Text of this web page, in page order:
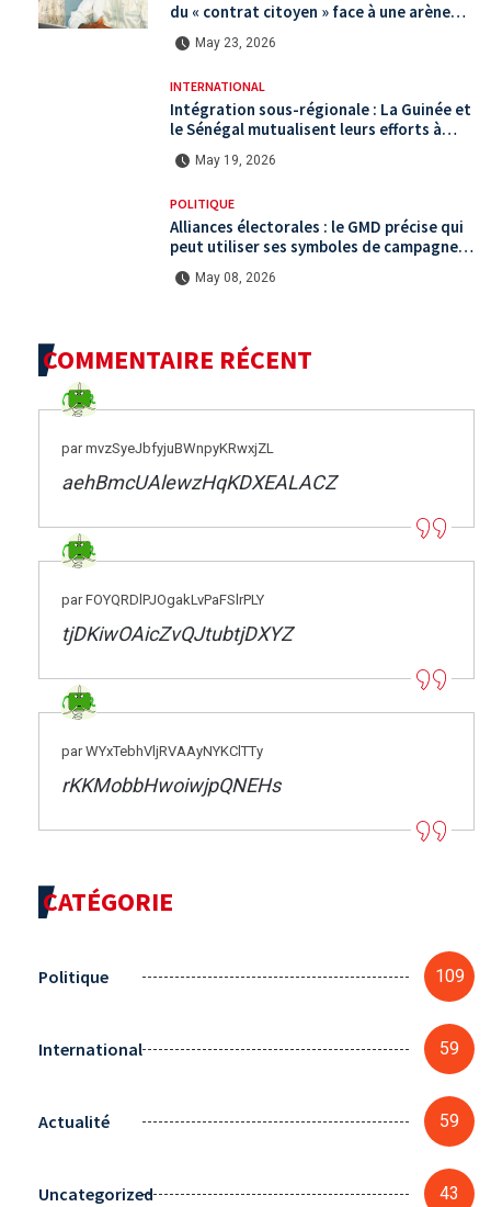
du « contrat citoyen » face à une arène
politique saturée.
May 23, 2026
INTERNATIONAL
Intégration sous-régionale : La Guinée et
le Sénégal mutualisent leurs efforts à
Koundara via le programme RéZo
May 19, 2026
POLITIQUE
Alliances électorales : le GMD précise qui
peut utiliser ses symboles de campagne
avant le scrutin du 31 mai
May 08, 2026
COMMENTAIRE RÉCENT
par mvzSyeJbfyjuBWnpyKRwxjZL
aehBmcUAlewzHqKDXEALACZ
par FOYQRDlPJOgakLvPaFSlrPLY
tjDKiwOAicZvQJtubtjDXYZ
par WYxTebhVljRVAAyNYKClTTy
rKKMobbHwoiwjpQNEHs
CATÉGORIE
Politique 109
International 59
Actualité 59
Uncategorized 43